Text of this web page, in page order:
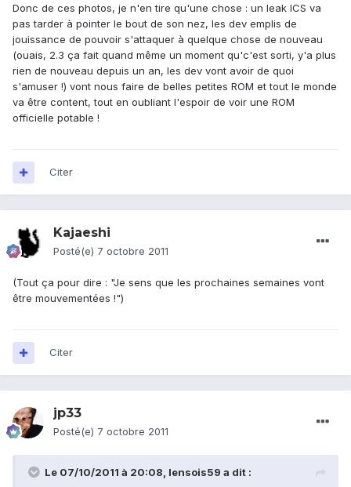
Donc de ces photos, je n'en tire qu'une chose : un leak ICS va
pas tarder à pointer le bout de son nez, les dev emplis de
jouissance de pouvoir s'attaquer à quelque chose de nouveau
(ouais, 2.3 ça fait quand même un moment qu'c'est sorti, y'a plus
rien de nouveau depuis un an, les dev vont avoir de quoi
s'amuser !) vont nous faire de belles petites ROM et tout le monde
va être content, tout en oubliant l'espoir de voir une ROM
officielle potable !
Citer
Kajaeshi
Posté(e) 7 octobre 2011
(Tout ça pour dire : "Je sens que les prochaines semaines vont
être mouvementées !")
Citer
jp33
Posté(e) 7 octobre 2011
Le 07/10/2011 à 20:08, lensois59 a dit :